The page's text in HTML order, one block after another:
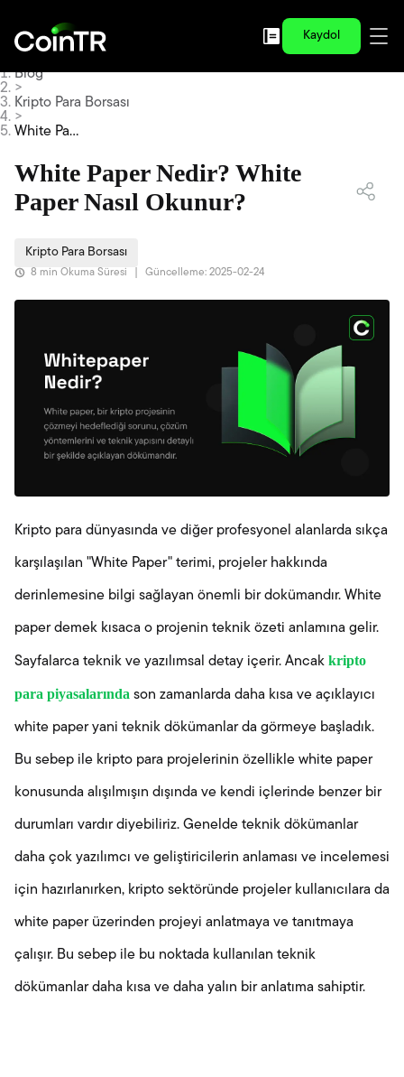
Kaydol
Blog
>
Kripto Para Borsası
>
White Pap
White Pap
er Nasıl O
White Paper Nedir? White
Paper Nasıl Okunur?
Kripto Para Borsası
8 min Okuma Süresi Güncelleme: 2025-02-24
Kripto para dünyasında ve diğer profesyonel alanlarda sıkça
karşılaşılan "White Paper" terimi, projeler hakkında
derinlemesine bilgi sağlayan önemli bir dokümandır. White
paper demek kısaca o projenin teknik özeti anlamına gelir.
Sayfalarca teknik ve yazılımsal detay içerir. Ancak kripto
para piyasalarında son zamanlarda daha kısa ve açıklayıcı
white paper yani teknik dökümanlar da görmeye başladık.
Bu sebep ile kripto para projelerinin özellikle white paper
konusunda alışılmışın dışında ve kendi içlerinde benzer bir
durumları vardır diyebiliriz. Genelde teknik dökümanlar
daha çok yazılımcı ve geliştiricilerin anlaması ve incelemesi
için hazırlanırken, kripto sektöründe projeler kullanıcılara da
white paper üzerinden projeyi anlatmaya ve tanıtmaya
çalışır. Bu sebep ile bu noktada kullanılan teknik
dökümanlar daha kısa ve daha yalın bir anlatıma sahiptir.